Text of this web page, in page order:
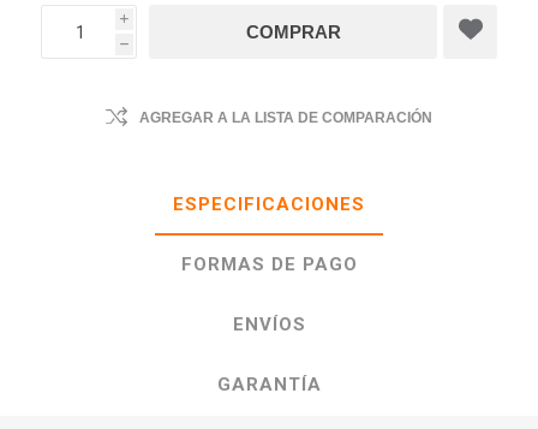
i
h
AGREGAR A LA LISTA DE COMPARACIÓN
ESPECIFICACIONES
FORMAS DE PAGO
ENVÍOS
GARANTÍA